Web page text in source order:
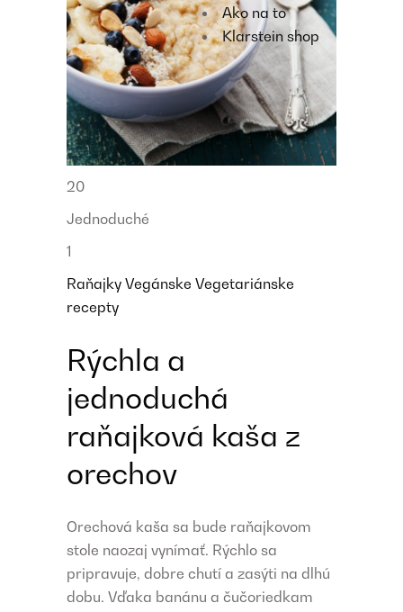
Ako na to
Klarstein shop
20
Jednoduché
1
Raňajky Vegánske Vegetariánske
recepty
Rýchla a
jednoduchá
raňajková kaša z
orechov
Orechová kaša sa bude raňajkovom
stole naozaj vynímať. Rýchlo sa
pripravuje, dobre chutí a zasýti na dlhú
dobu. Vďaka banánu a čučoriedkam